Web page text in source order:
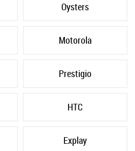
Oysters
Motorola
Prestigio
HTC
Explay